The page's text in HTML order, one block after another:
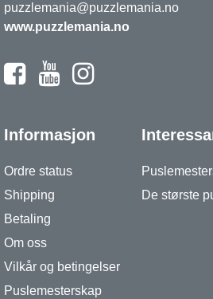
puzzlemania@puzzlemania.no
www.puzzlemania.no
Informasjon
Ordre status
Shipping
Betaling
Om oss
Vilkår og betingelser
Puslemesterskap
De største